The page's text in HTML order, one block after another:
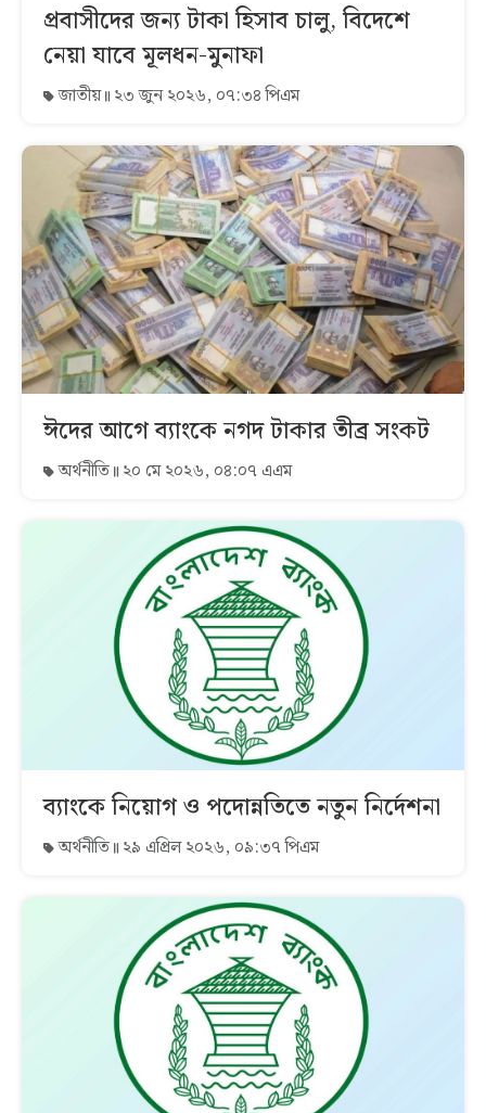
প্রবাসীদের জন্য টাকা হিসাব চালু, বিদেশে
নেয়া যাবে মূলধন-মুনাফা
জাতীয় ২৩ জুন ২০২৬, ০৭:৩৪ পিএম
ঈদের আগে ব্যাংকে নগদ টাকার তীব্র সংকট
অর্থনীতি ২০ মে ২০২৬, ০৪:০৭ এএম
ব্যাংকে নিয়োগ ও পদোন্নতিতে নতুন নির্দেশনা
অর্থনীতি ২৯ এপ্রিল ২০২৬, ০৯:৩৭ পিএম